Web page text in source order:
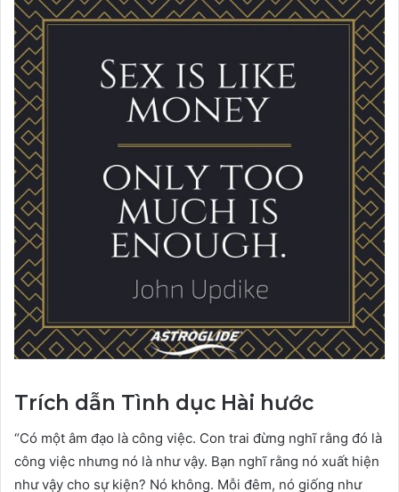
Trích dẫn Tình dục Hài hước
“Có một âm đạo là công việc. Con trai đừng nghĩ rằng đó là
công việc nhưng nó là như vậy. Bạn nghĩ rằng nó xuất hiện
như vậy cho sự kiện? Nó không. Mỗi đêm, nó giống như